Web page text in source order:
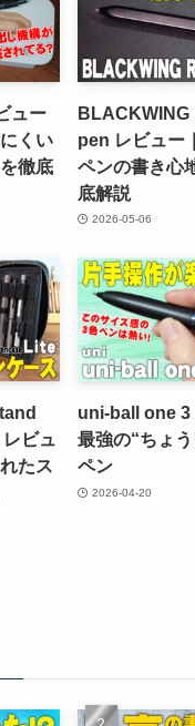
ュー
くい
徹底
pen レビュー
ペンの書き心
底解説
2026-05-06
ビュ
たス
uni-ball one 3
最強の“ちょ
ペン
2026-04-20